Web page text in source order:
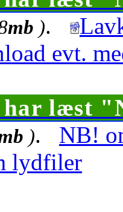
mb ).
evt.
læst
). NB!
lydfiler